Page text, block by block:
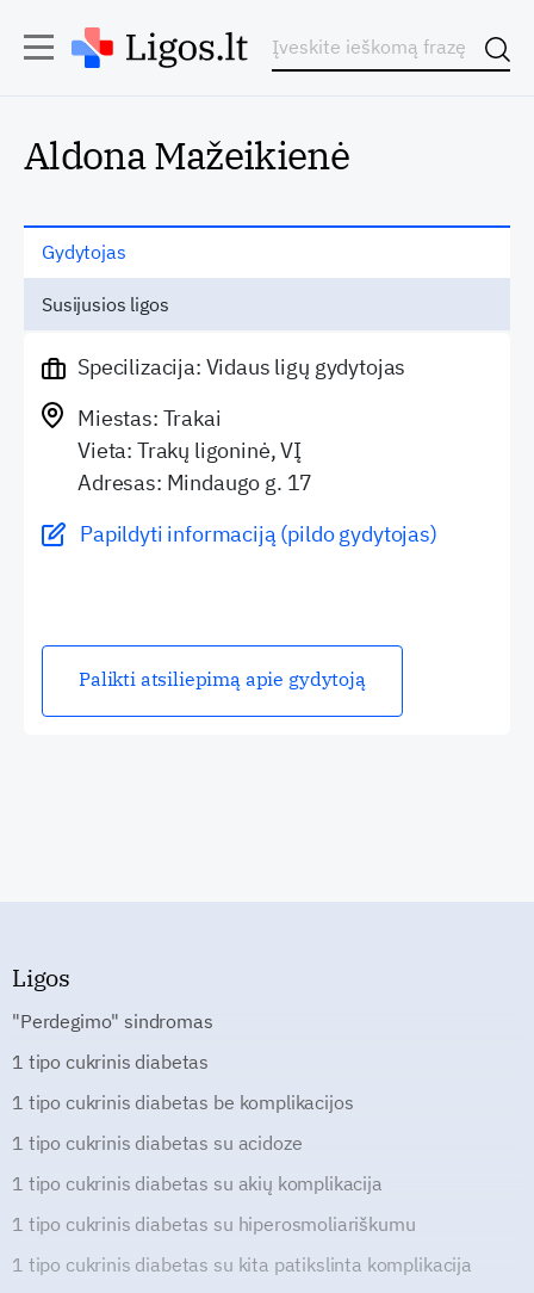
Aldona Mažeikienė
Gydytojas
Susijusios ligos
Specilizacija: Vidaus ligų gydytojas
Miestas: Trakai
Vieta: Trakų ligoninė, VĮ
Adresas: Mindaugo g. 17
Papildyti informaciją (pildo gydytojas)
Palikti atsiliepimą apie gydytoją
Ligos
"Perdegimo" sindromas
1 tipo cukrinis diabetas
1 tipo cukrinis diabetas be komplikacijos
1 tipo cukrinis diabetas su acidoze
1 tipo cukrinis diabetas su akių komplikacija
1 tipo cukrinis diabetas su hiperosmoliariškumu
1 tipo cukrinis diabetas su kita patikslinta komplikacija